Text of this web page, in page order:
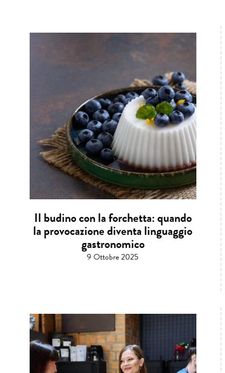
Il budino con la forchetta: quando
la provocazione diventa linguaggio
gastronomico
9 Ottobre 2025